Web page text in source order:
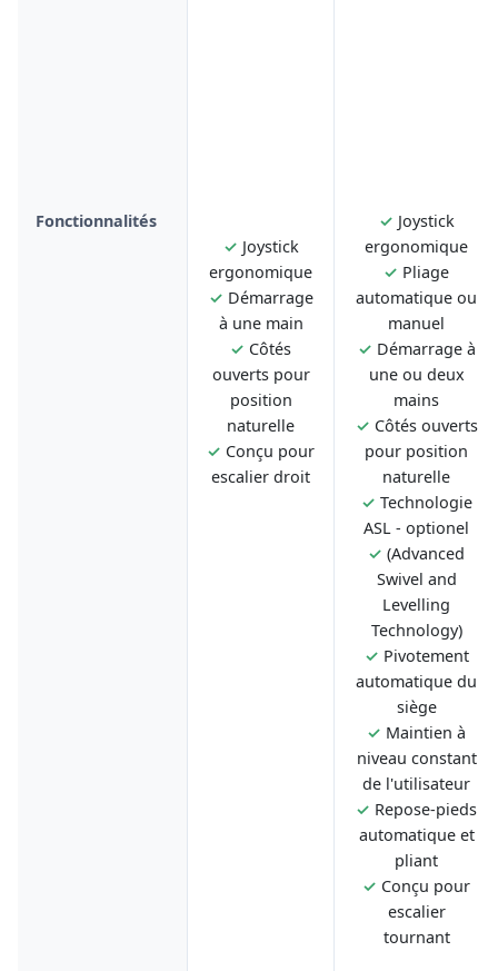
Fonctionnalités
✓ Joystick
ergonomique
✓ Démarrage
à une main
✓ Côtés
ouverts pour
position
naturelle
✓ Conçu pour
escalier droit
✓ Joystick
ergonomique
✓ Pliage
automatique ou
manuel
✓ Démarrage à
une ou deux
mains
✓ Côtés ouverts
pour position
naturelle
✓ Technologie
ASL - optionel
✓ (Advanced
Swivel and
Levelling
Technology)
✓ Pivotement
automatique du
siège
✓ Maintien à
niveau constant
de l'utilisateur
✓ Repose-pieds
automatique et
pliant
✓ Conçu pour
escalier
tournant